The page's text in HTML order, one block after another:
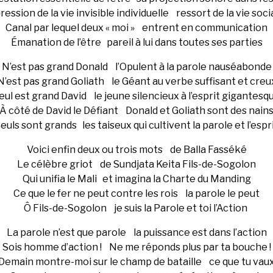
de la vie invisible individuelle ressort de la vie
Canal par lequel deux « moi » entrent en communication
Émanation de l’être pareil à lui dans toutes ses parties
N’est pas grand Donald l’Opulent à la parole nauséabonde
pas grand Goliath le Géant au verbe suffisant et
est grand David le jeune silencieux à l’esprit
À côté de David le Défiant Donald et Goliath sont des nains
sont grands les taiseux qui cultivent la parole et
Voici enfin deux ou trois mots de Balla Fasséké
Le célèbre griot de Sundjata Keita Fils-de-Sogolon
Qui unifia le Mali et imagina la Charte du Manding
Ce que le fer ne peut contre les rois la parole le peut
Ô Fils-de-Sogolon je suis la Parole et toi l’Action
La parole n’est que parole la puissance est dans l’action
Sois homme d’action ! Ne me réponds plus par ta bouche !
montre-moi sur le champ de bataille ce que tu